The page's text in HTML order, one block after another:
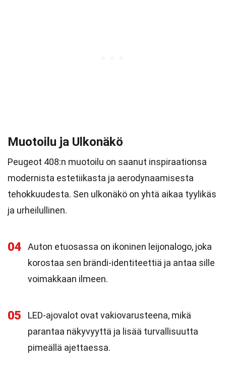
Muotoilu ja Ulkonäkö
Peugeot 408:n muotoilu on saanut inspiraationsa
modernista estetiikasta ja aerodynaamisesta
tehokkuudesta. Sen ulkonäkö on yhtä aikaa tyylikäs
ja urheilullinen.
04
Auton etuosassa on ikoninen leijonalogo, joka
korostaa sen brändi-identiteettiä ja antaa sille
voimakkaan ilmeen.
05
LED-ajovalot ovat vakiovarusteena, mikä
parantaa näkyvyyttä ja lisää turvallisuutta
pimeällä ajettaessa.